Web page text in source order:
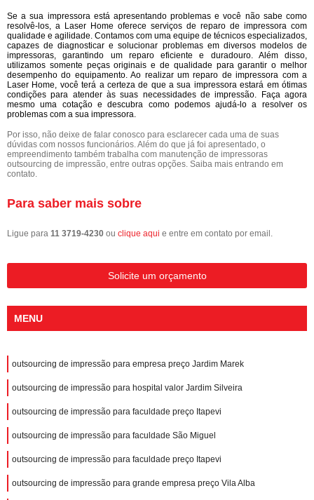
Se a sua impressora está apresentando problemas e você não sabe como
resolvê-los, a Laser Home oferece serviços de reparo de impressora com
qualidade e agilidade. Contamos com uma equipe de técnicos especializados,
capazes de diagnosticar e solucionar problemas em diversos modelos de
impressoras, garantindo um reparo eficiente e duradouro. Além disso,
utilizamos somente peças originais e de qualidade para garantir o melhor
desempenho do equipamento. Ao realizar um reparo de impressora com a
Laser Home, você terá a certeza de que a sua impressora estará em ótimas
condições para atender às suas necessidades de impressão. Faça agora
mesmo uma cotação e descubra como podemos ajudá-lo a resolver os
problemas com a sua impressora.
Por isso, não deixe de falar conosco para esclarecer cada uma de suas
dúvidas com nossos funcionários. Além do que já foi apresentado, o
empreendimento também trabalha com manutenção de impressoras
outsourcing de impressão, entre outras opções. Saiba mais entrando em
contato.
Para saber mais sobre
Ligue para 11 3719-4230 ou clique aqui e entre em contato por email.
Solicite um orçamento
MENU
outsourcing de impressão para empresa preço Jardim Marek
outsourcing de impressão para hospital valor Jardim Silveira
outsourcing de impressão para faculdade preço Itapevi
outsourcing de impressão para faculdade São Miguel
outsourcing de impressão para faculdade preço Itapevi
outsourcing de impressão para grande empresa preço Vila Alba